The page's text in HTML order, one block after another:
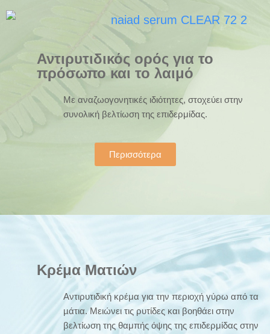
Αντιρυτιδικός ορός για το
πρόσωπο και το λαιμό
Mε αναζωογονητικές ιδιότητες, στοχεύει στην
συνολική βελτίωση της επιδερμίδας.
Περισσότερα
Κρέμα Ματιών
Αντιρυτιδική κρέμα για την περιοχή γύρω από τα
µάτια. Μειώνει τις ρυτίδες και βοηθάει στην
βελτίωση της θαμπής όψης της επιδερμίδας στην